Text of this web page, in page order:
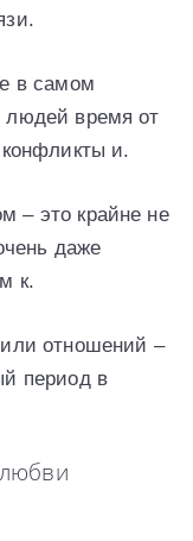
в самом
людей время от
и.
– это крайне не
даже
к.
отношений –
период в